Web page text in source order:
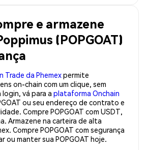
e armazene
(POPGOAT)
Trade da Phemexpermite
on-chain com um clique, sem
login, vá para a plataforma Onchain
ou seu endereço de contrato e
Compre POPGOAT com USDT,
Armazene na carteira de alta
Compre POPGOAT com segurança
ou manter sua POPGOAT hoje.